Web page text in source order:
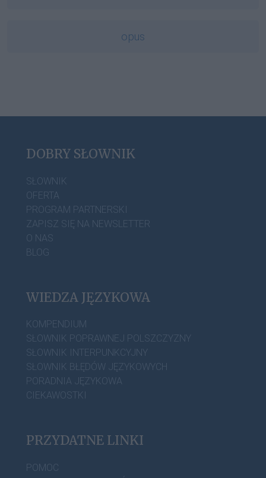
opus
DOBRY SŁOWNIK
SŁOWNIK
OFERTA
PROGRAM PARTNERSKI
ZAPISZ SIĘ NA NEWSLETTER
O NAS
BLOG
WIEDZA JĘZYKOWA
KOMPENDIUM
SŁOWNIK POPRAWNEJ POLSZCZYZNY
SŁOWNIK INTERPUNKCYJNY
SŁOWNIK BŁĘDÓW JĘZYKOWYCH
PORADNIA JĘZYKOWA
CIEKAWOSTKI
PRZYDATNE LINKI
POMOC